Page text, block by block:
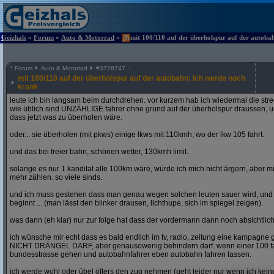
Geizhals » Forum » Auto & Motorrad » mit 100/110 auf der überholspur auf der
^ Forum Auto & Motorrad #3728747
mit 100/110 auf der überholspur auf der autobahn: ich werde noch
krank
leute ich bin langsam beim durchdrehen. vor kurzem hab ich wiedermal die
wie üblich sind UNZÄHLIGE fahrer ohne grund auf der überholspur draussen,
dass jetzt was zu überholen wäre.
oder... sie überholen (mit pkws) einige lkws mit 110kmh, wo der lkw 105 fahrt.
und das bei freier bahn, schönen wetter, 130kmh limit.
solange es nur 1 kanditat alle 100km wäre, würde ich mich nicht ärgern, aber
mehr zählen. so viele sinds.
und ich muss gestehen dass man genau wegen solchen leuten sauer wird,
beginnt ... (man lässt den blinker drausen, lichthupe, sich im spiegel zeigen).
was dann (eh klar) nur zur folge hat dass der vordermann dann noch
ich wünsche mir echt dass es bald endlich im tv, radio, zeitung eine kampagne
NICHT DRÄNGEL DARF, aber genausowenig behindern darf. wenn einer 100
bundesstrasse gehen und autobahnfahrer eben autobahn fahren lassen.
ich werde wohl oder übel öfters den zug nehmen (geht leider nur wenn ich